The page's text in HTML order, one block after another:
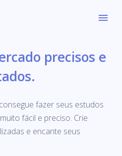
precisos e
fazer seus estudos
fácil e preciso. Crie
e encante seus